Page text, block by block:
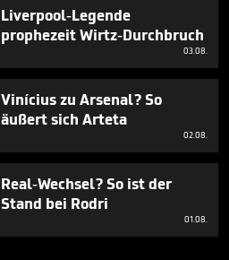
Liverpool-Legende
prophezeit Wirtz-Durchbruch
03.08.
Vinícius zu Arsenal? So
äußert sich Arteta
02.08.
Real-Wechsel? So ist der
Stand bei Rodri
01.08.